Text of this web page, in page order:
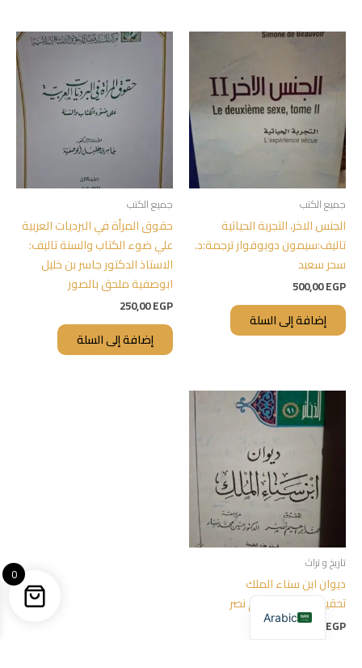
جميع الكتب
الجنس الاخر، التجربة الحياتية
تاليف:سيمون دوبوفوار ترجمة:د.
سحر سعيد
500,00EGP
إضافة إلى السلة
جميع الكتب
حقوق المرأة في البرديات العربية
علي ضوء الكتاب والسنة تاليف:
الاستاذ الدكتور جاسر بن خليل
ابوصفية ملحق بالصور
250,00EGP
إضافة إلى السلة
تاريخ و تراث
ديوان ابن سناء الملك
تحقيق:محمد ابراهيم نصر
250,00 EGP
0
Arabic